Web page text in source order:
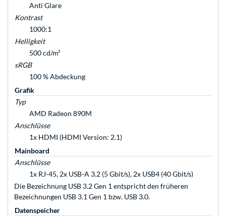
Anti Glare
Kontrast
1000:1
Helligkeit
500 cd/m²
sRGB
100 % Abdeckung
Grafik
Typ
AMD Radeon 890M
Anschlüsse
1x HDMI (HDMI Version: 2.1)
Mainboard
Anschlüsse
1x RJ-45, 2x USB-A 3.2 (5 Gbit/s), 2x USB4 (40 Gbit/s)
Die Bezeichnung USB 3.2 Gen 1 entspricht den früheren
Bezeichnungen USB 3.1 Gen 1 bzw. USB 3.0.
Datenspeicher